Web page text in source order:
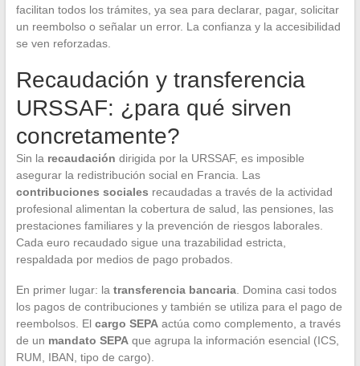
facilitan todos los trámites, ya sea para declarar, pagar, solicitar
un reembolso o señalar un error. La confianza y la accesibilidad
se ven reforzadas.
Recaudación y transferencia
URSSAF: ¿para qué sirven
concretamente?
Sin la recaudación dirigida por la URSSAF, es imposible
asegurar la redistribución social en Francia. Las
contribuciones sociales recaudadas a través de la actividad
profesional alimentan la cobertura de salud, las pensiones, las
prestaciones familiares y la prevención de riesgos laborales.
Cada euro recaudado sigue una trazabilidad estricta,
respaldada por medios de pago probados.
En primer lugar: la transferencia bancaria. Domina casi todos
los pagos de contribuciones y también se utiliza para el pago de
reembolsos. El cargo SEPAactúa como complemento, a través
de un mandato SEPAque agrupa la información esencial (ICS,
RUM, IBAN, tipo de cargo).